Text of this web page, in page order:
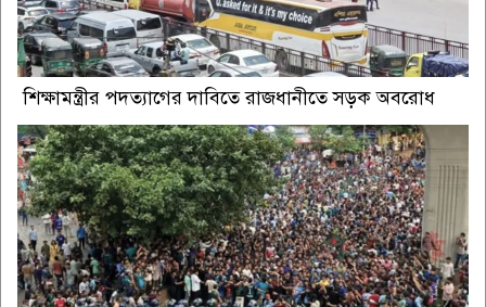
শিক্ষামন্ত্রীর পদত্যাগের দাবিতে রাজধানীতে সড়ক অবরোধ